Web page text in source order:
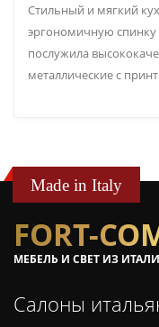
Стильный и мягкий
эргономичную
послужила
металлические с
Made in Italy
FORT-
МЕБЕЛЬ И СВЕТ ИЗ
Салоны